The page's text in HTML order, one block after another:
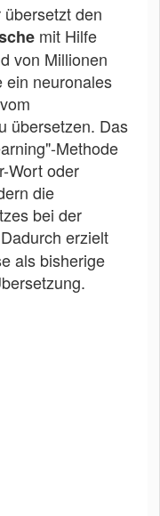
den
mit Hilfe
von Millionen
ein neuronales
übersetzen. Das
Methode
Wort oder
die
bei der
erzielt
als bisherige